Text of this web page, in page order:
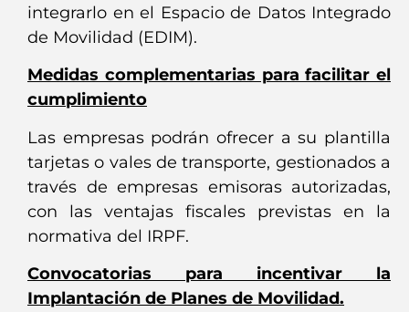
integrarlo en el Espacio de Datos Integrado
de Movilidad (EDIM).
Medidas complementarias para facilitar el
cumplimiento
Las empresas podrán ofrecer a su plantilla
tarjetas o vales de transporte, gestionados a
través de empresas emisoras autorizadas,
con las ventajas fiscales previstas en la
normativa del IRPF.
Convocatorias para incentivar la
Implantación de Planes de Movilidad.